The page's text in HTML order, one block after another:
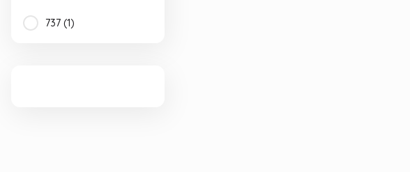
737 (1)